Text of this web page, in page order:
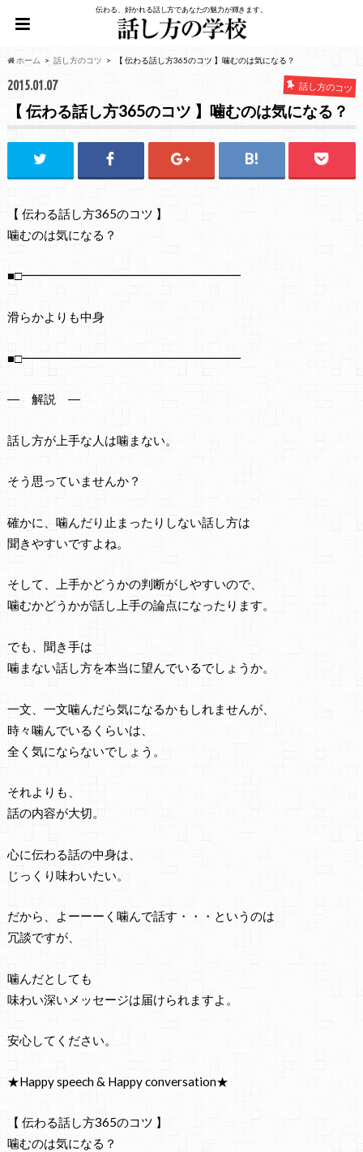
伝わる、好かれる話し方であなたの魅力が輝きます。
ホーム 話し方のコツ 【 伝わる話し方365のコツ 】噛むのは気になる？
2015.01.07 話し方のコツ
【 伝わる話し方365のコツ 】噛むのは気になる？
【 伝わる話し方365のコツ 】
噛むのは気になる？
■□━━━━━━━━━━━━━━━━━━
滑らかよりも中身
■□━━━━━━━━━━━━━━━━━━
― 解説 ―
話し方が上手な人は噛まない。
そう思っていませんか？
確かに、噛んだり止まったりしない話し方は
聞きやすいですよね。
そして、上手かどうかの判断がしやすいので、
噛むかどうかが話し上手の論点になったります。
でも、聞き手は
噛まない話し方を本当に望んでいるでしょうか。
一文、一文噛んだら気になるかもしれませんが、
時々噛んでいるくらいは、
全く気にならないでしょう。
それよりも、
話の内容が大切。
心に伝わる話の中身は、
じっくり味わいたい。
だから、よーーーく噛んで話す・・・というのは
冗談ですが、
噛んだとしても
味わい深いメッセージは届けられますよ。
安心してください。
★Happy speech & Happy conversation★
【 伝わる話し方365のコツ 】
噛むのは気になる？